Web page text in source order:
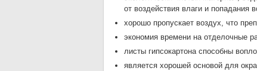
от воздействия влаги и попадания
хорошо пропускает воздух, что
экономия времени на отделочные
листы гипсокартона способны
является хорошей основой для